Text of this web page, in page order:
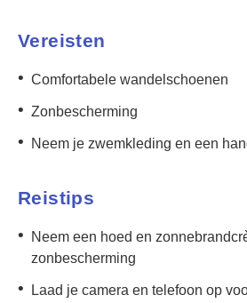
Vereisten
• Comfortabele wandelschoenen
• Zonbescherming
• Neem je zwemkleding en een
Reistips
•
Neem een hoed en
zonbescherming
• Laad je camera en telefoon op